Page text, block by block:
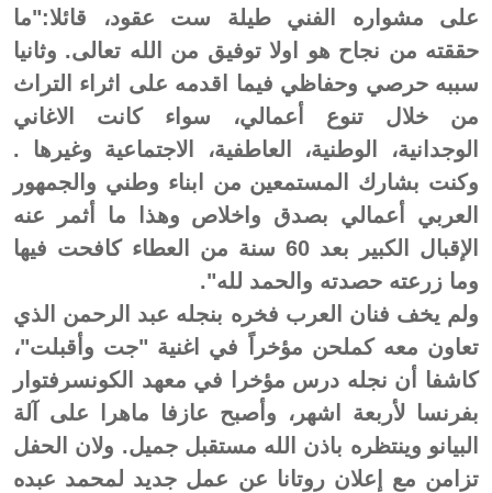
على مشواره الفني طيلة ست عقود، قائلا:"ما
حققته من نجاح هو اولا توفيق من الله تعالى. وثانيا
سببه حرصي وحفاظي فيما اقدمه على اثراء التراث
من خلال تنوع أعمالي، سواء كانت الاغاني
الوجدانية، الوطنية، العاطفية، الاجتماعية وغيرها .
وكنت بشارك المستمعين من ابناء وطني والجمهور
العربي أعمالي بصدق واخلاص وهذا ما أثمر عنه
الإقبال الكبير بعد 60 سنة من العطاء كافحت فيها
وما زرعته حصدته والحمد لله".
ولم يخف فنان العرب فخره بنجله عبد الرحمن الذي
تعاون معه كملحن مؤخراً في اغنية "جت وأقبلت"،
كاشفا أن نجله درس مؤخرا في معهد الكونسرفتوار
بفرنسا لأربعة اشهر، وأصبح عازفا ماهرا على آلة
البيانو وينتظره باذن الله مستقبل جميل. ولان الحفل
تزامن مع إعلان روتانا عن عمل جديد لمحمد عبده